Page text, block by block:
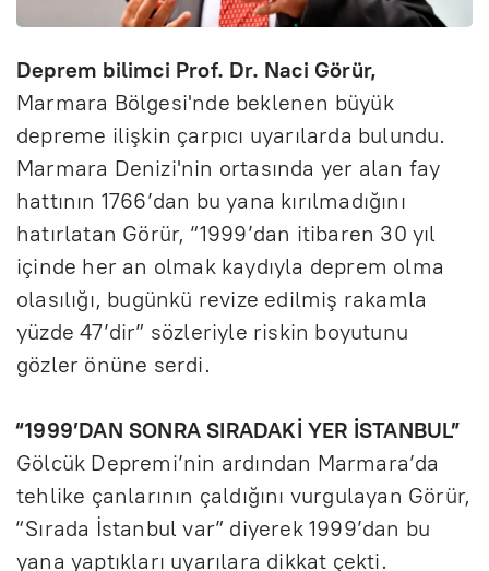
Deprem bilimci Prof. Dr. Naci Görür,
Marmara Bölgesi'nde beklenen büyük
depreme ilişkin çarpıcı uyarılarda bulundu.
Marmara Denizi'nin ortasında yer alan fay
hattının 1766’dan bu yana kırılmadığını
hatırlatan Görür, “1999’dan itibaren 30 yıl
içinde her an olmak kaydıyla deprem olma
olasılığı, bugünkü revize edilmiş rakamla
yüzde 47’dir” sözleriyle riskin boyutunu
gözler önüne serdi.
“1999’DAN SONRA SIRADAKİ YER İSTANBUL”
Gölcük Depremi’nin ardından Marmara’da
tehlike çanlarının çaldığını vurgulayan Görür,
“Sırada İstanbul var” diyerek 1999’dan bu
yana yaptıkları uyarılara dikkat çekti.